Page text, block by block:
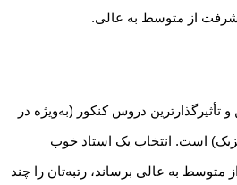
از متوسط به عالی.
دروس کنکور (به‌ویژه در
است. انتخاب یک استاد خوب
متوسط به عالی برساند، رتبه‌تان را چند